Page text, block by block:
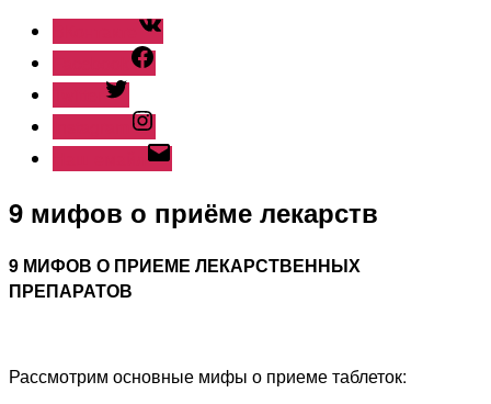
9 мифов о приёме лекарств
9 МИФОВ О ПРИЕМЕ ЛЕКАРСТВЕННЫХ
ПРЕПАРАТОВ
Рассмотрим основные мифы о приеме таблеток: